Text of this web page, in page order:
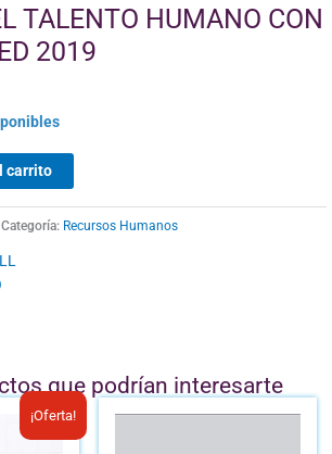
TALENTO HUMANO CON
2019
carrito
Categoría: Recursos Humanos
que podrían interesarte
¡Oferta!
El
precio